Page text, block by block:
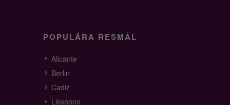
POPULÄRA RESMÅL
Alicante
Berlin
Cadiz
Lissabon